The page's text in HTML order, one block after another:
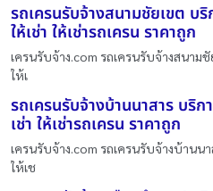
รถเครนรับจ้างสนามชัยเขต บริ
ให้เช่า ให้เช่ารถเครน ราคาถูก
เครนรับจ้าง.com รถเครนรับจ้างสนาม
ให้เ
รถเครนรับจ้างบ้านนาสาร บริก
เช่า ให้เช่ารถเครน ราคาถูก
เครนรับจ้าง.com รถเครนรับจ้างบ้านน
ให้เช